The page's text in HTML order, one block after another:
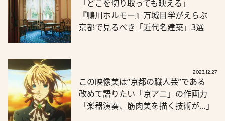
「どこを切り取っても映える」
『鴨川ホルモー』万城目学がえらぶ
京都で見るべき「近代名建築」3選
2023.12.27
この映像美は“京都の職人芸”である
改めて語りたい「京アニ」の作画力
「楽器演奏、筋肉美を描く技術が…」